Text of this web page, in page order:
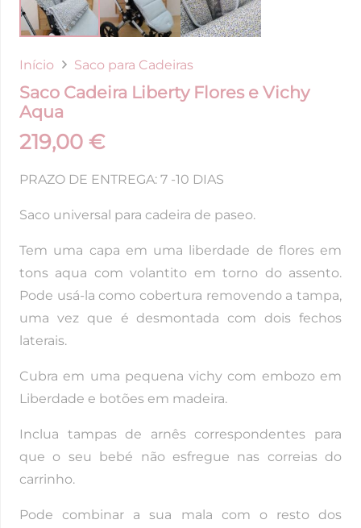
Início Saco para Cadeiras
Saco Cadeira Liberty Flores e Vichy
Aqua
219,00 €
PRAZO DE ENTREGA: 7 -10 DIAS
Saco universal para cadeira de paseo.
Tem uma capa em uma liberdade de flores em
tons aqua com volantito em torno do assento.
Pode usá-la como cobertura removendo a tampa,
uma vez que é desmontada com dois fechos
laterais.
Cubra em uma pequena vichy com embozo em
Liberdade e botões em madeira.
Inclua tampas de arnês correspondentes para
que o seu bebé não esfregue nas correias do
carrinho.
Pode combinar a sua mala com o resto dos